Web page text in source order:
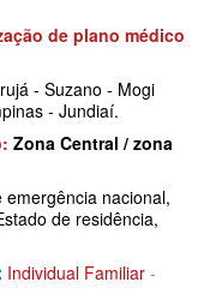
de plano médico
- Suzano - Mogi
- Jundiaí.
Zona Central / zona
nacional,
de residência,
Individual Familiar -